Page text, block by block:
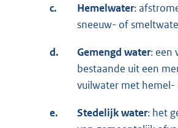
c. Hemelwater:
sneeuw- of
d. Gemengd water: een
bestaande uit een
vuilwater met
e. Stedelijk water: het